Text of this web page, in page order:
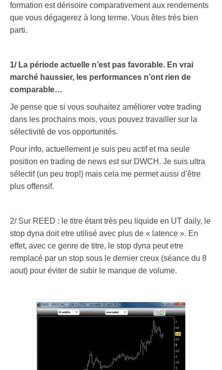
formation est dérisoire comparativement aux rendements
que vous dégagerez à long terme. Vous êtes très bien
parti.
1/ La période actuelle n’est pas favorable. En vrai
marché haussier, les performances n’ont rien de
comparable…
Je pense que si vous souhaitez améliorer votre trading
dans les prochains mois, vous pouvez travailler sur la
sélectivité de vos opportunités.
Pour info, actuellement je suis peu actif et ma seule
position en trading de news est sur DWCH. Je suis ultra
sélectif (un peu trop!) mais cela me permet aussi d’être
plus offensif.
2/ Sur REED : le titre étant très peu liquide en UT daily, le
stop dyna doit etre utilisé avec plus de « latence ». En
effet, avec ce genre de titre, le stop dyna peut etre
remplacé par un stop sous le dernier creux (séance du 8
aout) pour éviter de subir le manque de volume.